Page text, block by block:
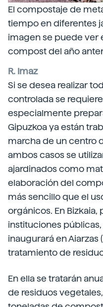
El compostaje de
tiempo en diferentes
imagen se puede ver
compost del año
R. Imaz
Si se desea realizar
controlada se
especialmente
Gipuzkoa ya están
marcha de un centro
ambos casos se
ajardinados como
elaboración del
más sencillo que el
orgánicos. En Bizkaia,
instituciones
inaugurará en Aiarzas
tratamiento de
En ella se tratarán
de residuos